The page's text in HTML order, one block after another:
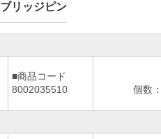
ブリッジピン
■商品コード
8002035510
個数：